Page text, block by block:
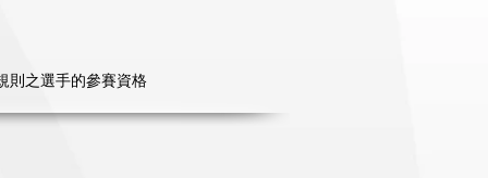
則之選手的參賽資格